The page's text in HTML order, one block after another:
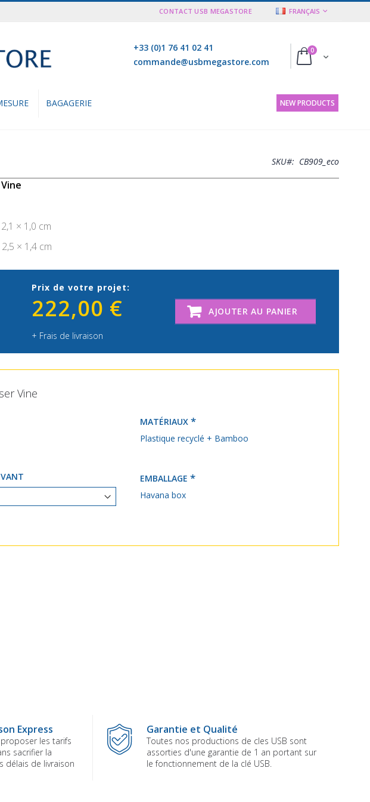
LANGUEFRANÇAIS
CONTACT USB MEGASTORE
Cart
0articles
+33 (0)1 76 41 02 41
commande@usbmegastore.com
BAGAGERIE NEW PRODUCTS
SKU CB909_eco
× 1,0 cm
× 1,4 cm
Prix de votre projet:
222,00 €
+ Frais de livraison
AJOUTER AU PANIER
Vine
MATÉRIAUX
Plastique recyclé + Bamboo
EMBALLAGE
Havana box
Express
les tarifs
sacrifier la
délais de livraison
Garantie et Qualité
Toutes nos productions de cles USB sont
assorties d'une garantie de 1 an portant sur
le fonctionnement de la clé USB.